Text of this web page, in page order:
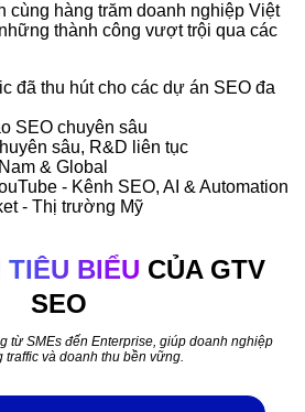
cùng hàng trăm doanh nghiệp Việt
thành công vượt trội qua các
đã thu hút cho các dự án SEO đa
SEO chuyên sâu
sâu, R&D liên tục
& Global
- Kênh SEO, AI & Automation
- Thị trường Mỹ
TIÊU BIỂU CỦA GTV
SEO
từ SMEs đến Enterprise, giúp doanh nghiệp
traffic và doanh thu bền vững.